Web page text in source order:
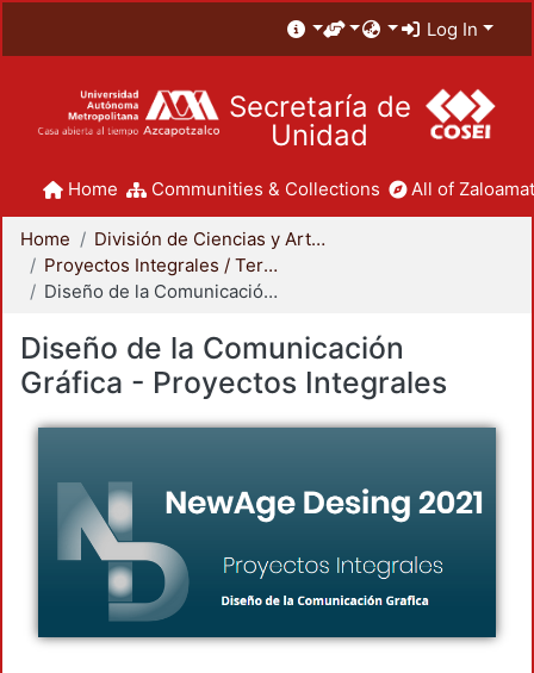
Log In
Secretaría de
Unidad
Home Communities & Collections All of
Home
División de Ciencias y Artes para el Diseño
Proyectos Integrales / Terminales - Licenciatura
Diseño de la Comunicación Gráfica - Proyectos Integrales
Diseño de la Comunicación
Gráfica - Proyectos Integrales